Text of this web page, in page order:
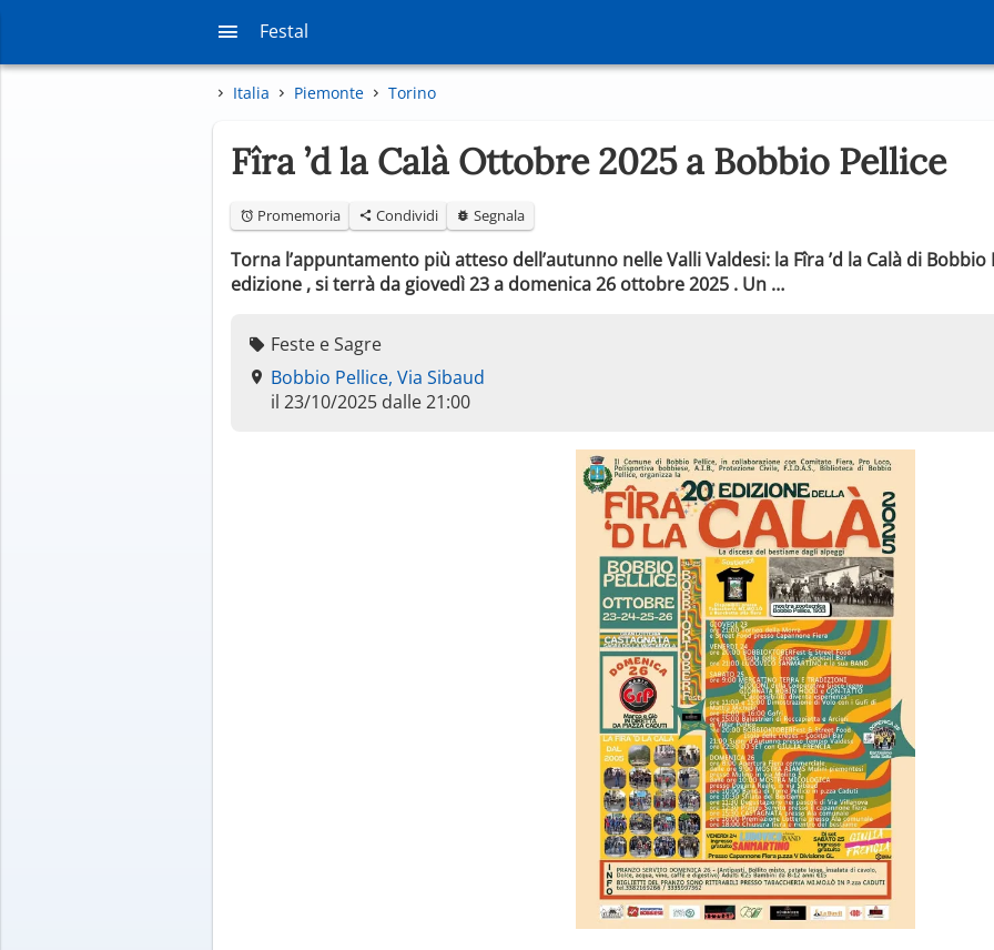
Festal
Italia Piemonte Torino
Fîra ’d la Calà Ottobre 2025 a Bobbio Pellice
Promemoria Condividi Segnala
Torna l’appuntamento più atteso dell’autunno nelle Valli Valdesi: la Fîra ’d la Calà di Bobbio
edizione , si terrà da giovedì 23 a domenica 26 ottobre 2025 . Un …
Feste e Sagre
Bobbio Pellice, Via Sibaud
il 23/10/2025 dalle 21:00